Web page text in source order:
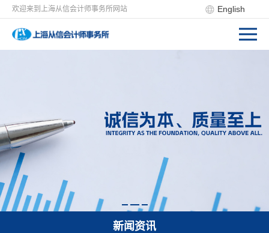
欢迎来到上海从信会计师事务所网站 English
新闻资讯